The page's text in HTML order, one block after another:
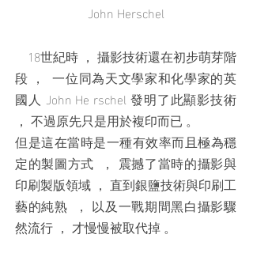
John Herschel
18世紀時 ， 攝影技術還在初步萌芽階
段 ， ⼀位同為天⽂學家和化學家的英
國⼈ John He rschel 發明了此顯影技術
， 不過原先只是用於複印而已 。
但是這在當時是一種有效率而且極為穩
定的製圖方式 ， 震撼了當時的攝影與
印刷製版領域 ， 直到銀鹽技術與印刷工
藝的純熟 ， 以及一戰期間黑白攝影驟
然流行 ， 才慢慢被取代掉 。